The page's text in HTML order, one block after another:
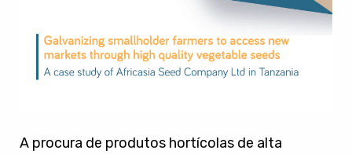
A procura de produtos hortícolas de alta